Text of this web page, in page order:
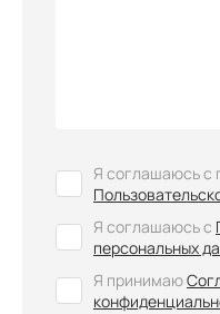
Я соглашаюсь с
Я соглашаюсь с
персональных
Я принимаю